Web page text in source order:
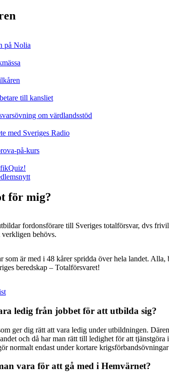
på Nolia
till kansliet
om värdlandsstöd
med Sveriges Radio
på-kurs
för mig?
fordonsförare till Sveriges totalförsvar, dvs
behövs.
som är med i 48 kårer spridda över hela landet.
beredskap – Totalförsvaret!
ledig från jobbet för att utbilda sig?
ger dig rätt att vara ledig under utbildningen.
och då har man rätt till ledighet för att
normalt endast under kortare
vara för att gå med i Hemvärnet?